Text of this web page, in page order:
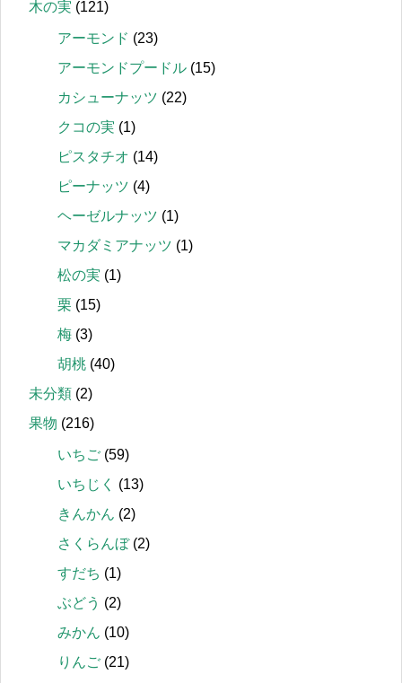
木の実 (121)
アーモンド (23)
アーモンドプードル (15)
カシューナッツ (22)
クコの実 (1)
ピスタチオ (14)
ピーナッツ (4)
ヘーゼルナッツ (1)
マカダミアナッツ (1)
松の実 (1)
栗 (15)
梅 (3)
胡桃 (40)
未分類 (2)
果物 (216)
いちご (59)
いちじく
(13)
きんかん (2)
さくらんぼ(2)
すだち (1)
ぶどう (2)
みかん (10)
りんご (21)